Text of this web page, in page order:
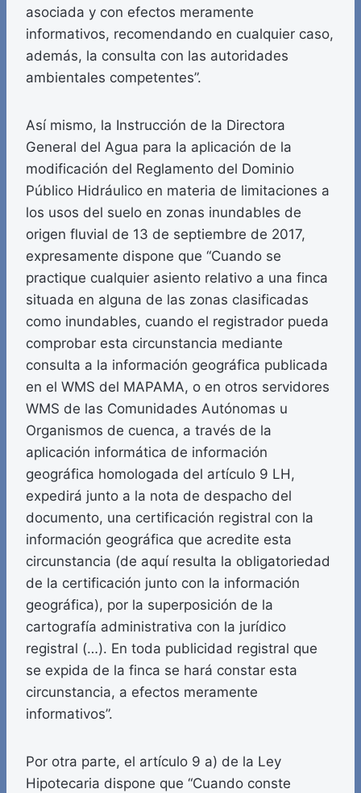
asociada y con efectos meramente
informativos, recomendando en cualquier caso,
además, la consulta con las autoridades
ambientales competentes”.
Así mismo, la Instrucción de la Directora
General del Agua para la aplicación de la
modificación del Reglamento del Dominio
Público Hidráulico en materia de limitaciones a
los usos del suelo en zonas inundables de
origen fluvial de 13 de septiembre de 2017,
expresamente dispone que “Cuando se
practique cualquier asiento relativo a una finca
situada en alguna de las zonas clasificadas
como inundables, cuando el registrador pueda
comprobar esta circunstancia mediante
consulta a la información geográfica publicada
en el WMS del MAPAMA, o en otros servidores
WMS de las Comunidades Autónomas u
Organismos de cuenca, a través de la
aplicación informática de información
geográfica homologada del artículo 9 LH,
expedirá junto a la nota de despacho del
documento, una certificación registral con la
información geográfica que acredite esta
circunstancia (de aquí resulta la obligatoriedad
de la certificación junto con la información
geográfica), por la superposición de la
cartografía administrativa con la jurídico
registral (…). En toda publicidad registral que
se expida de la finca se hará constar esta
circunstancia, a efectos meramente
informativos”.
Por otra parte, el artículo 9 a) de la Ley
Hipotecaria dispone que “Cuando conste